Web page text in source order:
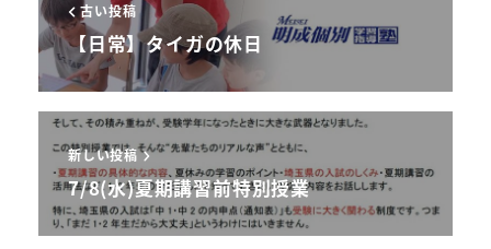
古い投稿
【日常】タイガの休日
新しい投稿
7/8(水)夏期講習前特別授業